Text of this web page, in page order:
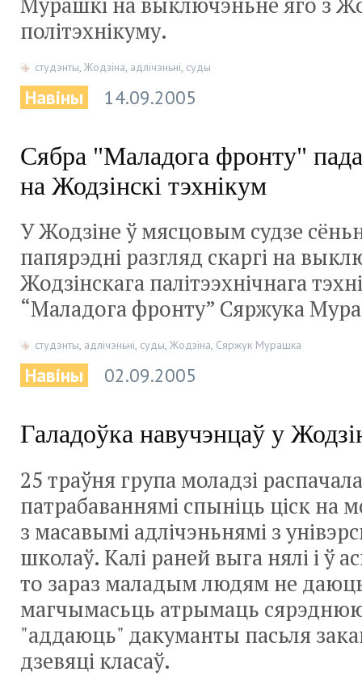
політэхнікуму.
студэнты, Жодзіна, адлічэньні, суды
Навіны 14.09.2005
Сябра "Маладога фронту"
на Жодзінскі тэхнікум
У Жодзіне ў мясцовым судзе
папярэдні разгляд скаргі на
Жодзінскага палітээхнічнага
“Маладога фронту” Сяржука
студэнты, адлічэньні, суды, Жодзіна, Сяржук Мурашка
Навіны 02.09.2005
Галадоўка навучэнцаў у
25 траўня група моладзі
патрабаваннямі спыніць ціск на
з масавымі адлічэньнямі з
школаў. Калі раней выга нялі і ў
то зараз маладым людям не
магчымасьць атрымаць
"аддаюць" дакуманты пасьля
дзевяці класаў.